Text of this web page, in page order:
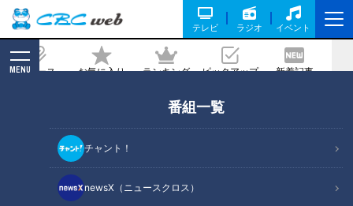
テレビ ラジオ イベント
ニュース お気に入り ランキング ピックアップ 新着記事
MENU
番組一覧
チャント！
newsX（ニュースクロス）
卵”を使った絶品料理とは？人気の創作
銀杏会席も！愛知・稲沢市のオススメス
ポットをご紹介